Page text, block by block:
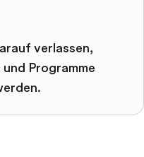
verlassen,
und Programme